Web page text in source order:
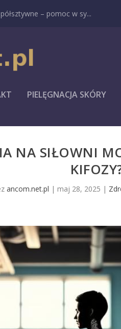
– pomoc w sy...
PIELĘGNACJA SKÓRY
NA SIŁOWNI
ancom.net.pl | maj 28, 2025 |